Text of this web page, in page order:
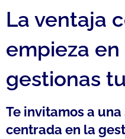
La ventaja
empieza
gestionas
Te invitamos a
centrada en la